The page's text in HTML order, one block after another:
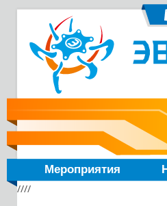
Мероприятия
////